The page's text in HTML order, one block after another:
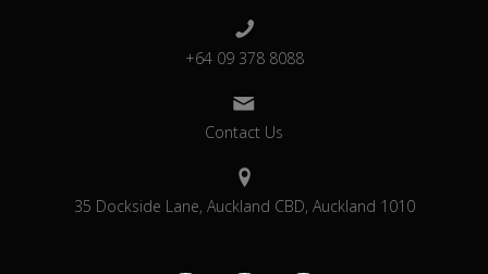
+64 09 378 8088
Contact Us
35 Dockside Lane, Auckland CBD, Auckland 1010